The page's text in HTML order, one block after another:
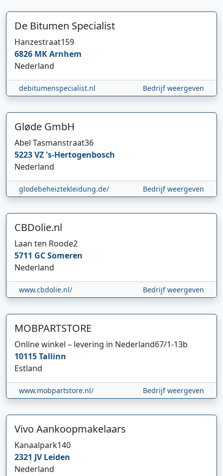
De Bitumen Specialist
Hanzestraat159
6826 MKArnhem
Nederland
debitumenspecialist.nl Bedrijf weergeven
Gløde GmbH
Abel Tasmanstraat36
5223 VZ 's-Hertogenbosch
Nederland
glodebeheiztekleidung.de/ Bedrijf weergeven
CBDolie.nl
Laan ten Roode2
5711 GCSomeren
Nederland
www.cbdolie.nl/ Bedrijf weergeven
MOBPARTSTORE
Online winkel – levering in Nederland67/1-13b
10115Tallinn
Estland
www.mobpartstore.nl/ Bedrijf weergeven
Vivo Aankoopmakelaars
Kanaalpark140
2321 JVLeiden
Nederland